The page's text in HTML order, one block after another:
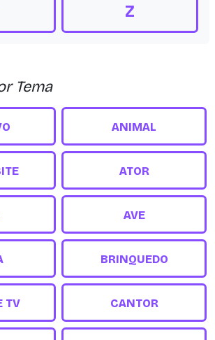
Z
Tema
ANIMAL
ATOR
AVE
BRINQUEDO
TV CANTOR